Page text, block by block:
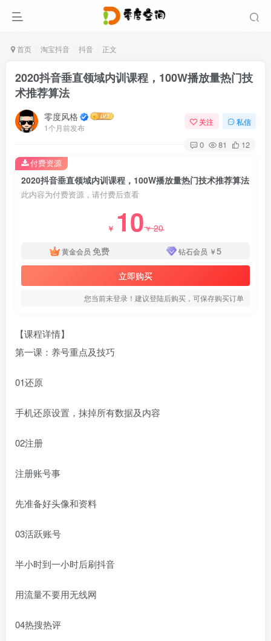
首页 淘宝抖音 抖音 正文
2020抖音垂直领域内训课程，100W播放量热门技
术推荐算法
零度风格
1个月前发布
关注 私信
0 81 12
2020抖音垂直领域内训课程，100W播放量热门技术推荐算法
此内容为付费资源，请付费后查看
￥ 10￥20
黄金会员 免费 钻石会员 ￥5
立即购买
您当前未登录！建议登陆后购买，可保存购买订单
付费资源
【课程详情】
第一课：养号重点及技巧
01还原
手机还原设置，抹掉所有数据及内容
02注册
注册账号事
先准备好头像和资料
03活跃账号
半小时到一小时后刷抖音
用流量不要用无线网
04热搜热评